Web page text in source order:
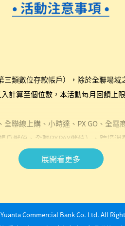
類數位存款帳戶），除於全聯場
計算至個位數，本活動每月回饋上
聯線上購、小時達、PX GO、全
儲值、全聯PXPAY儲值）、跨境
促銷之商品（包括但不限於菸品、
，可至全支付APP或PX Pay首頁之
展開看更多
Commercial Bank Co. Ltd. All